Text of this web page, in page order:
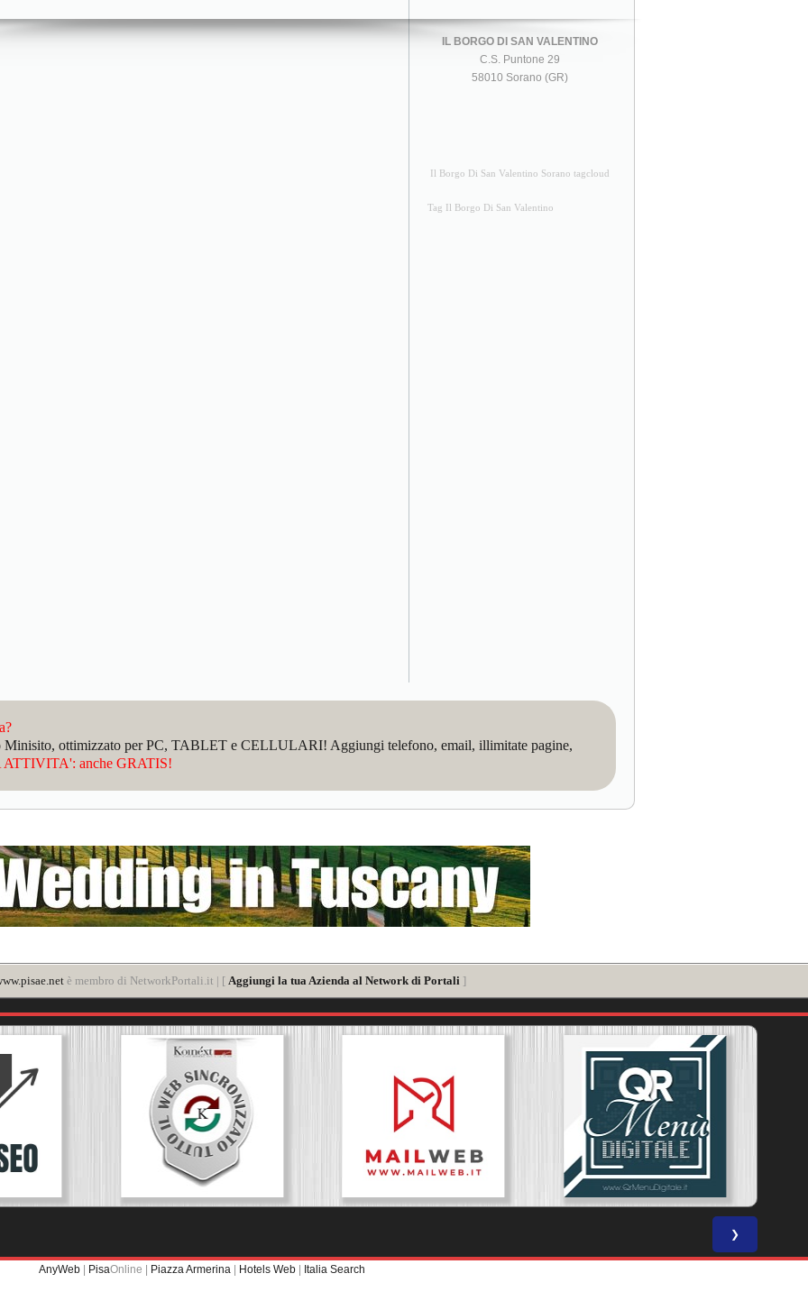
IL BORGO DI SAN VALENTINO
C.S. Puntone 29
58010 Sorano (GR)
Il Borgo Di San Valentino Sorano tagcloud
Tag Il Borgo Di San Valentino
Minisito, ottimizzato per PC, TABLET e CELLULARI! Aggiungi telefono, email, illimitate pagine,
anche GRATIS!
è membro di NetworkPortali.it | [ Aggiungi la tua Azienda al Network di Portali ]
❯
AnyWeb | PisaOnline | Piazza Armerina | Hotels Web | Italia Search